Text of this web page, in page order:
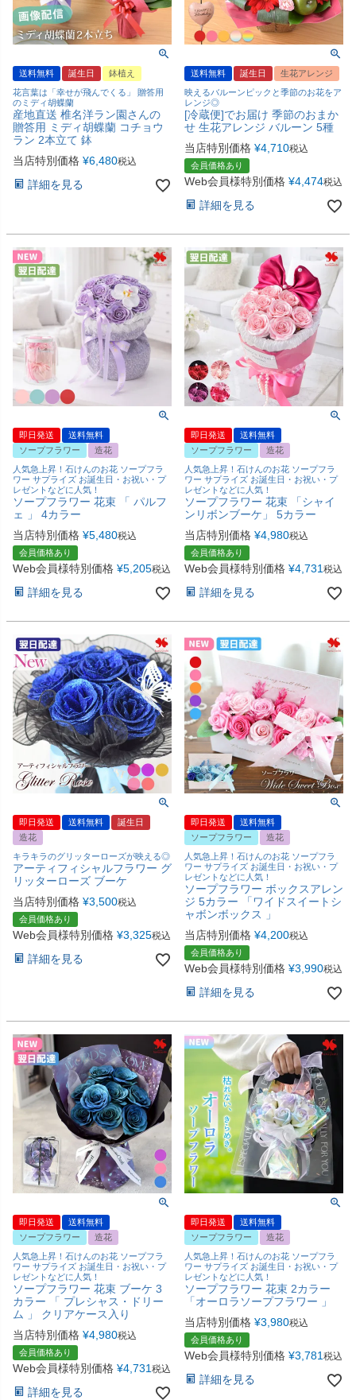
送料無料 誕生日
鉢植え
花言葉は「幸せが飛んでくる」 贈答用
のミディ胡蝶蘭
産地直送 椎名洋ラン園さんの
贈答用 ミディ胡蝶蘭 コチョウ
ラン 2本立て 鉢
当店特別価格 ¥6,480税込
詳細を見る
送料無料 誕生日
生花アレンジ
映えるバルーンピックと季節のお花をア
レンジ◎
[冷蔵便]でお届け 季節のおまか
せ 生花アレンジ バルーン 5種
当店特別価格 ¥4,710税込
会員価格あり
Web会員様特別価格 ¥4,474税込
詳細を見る
即日発送
送料無料
ソープフラワー
造花
人気急上昇！石けんのお花 ソープフラ
ワー サプライズ お誕生日・お祝い・プ
レゼントなどに人気！
ソープフラワー 花束 「 パルフ
ェ 」 4カラー
当店特別価格 ¥5,480税込
会員価格あり
Web会員様特別価格 ¥5,205税込
詳細を見る
即日発送
送料無料
ソープフラワー
造花
人気急上昇！石けんのお花 ソープフラ
ワー サプライズ お誕生日・お祝い・プ
レゼントなどに人気！
ソープフラワー 花束 「シャイ
ンリボンブーケ」 5カラー
当店特別価格 ¥4,980税込
会員価格あり
Web会員様特別価格 ¥4,731 税込
詳細を見る
即日発送 送料無料
誕生日
造花
キラキラのグリッターローズが映える◎
アーティフィシャルフラワー グ
リッターローズ ブーケ
当店特別価格 ¥3,500税込
会員価格あり
Web会員様特別価格 ¥3,325税込
詳細を見る
即日発送
送料無料
ソープフラワー
造花
人気急上昇！石けんのお花 ソープフラ
ワー サプライズ お誕生日・お祝い・プ
レゼントなどに人気！
ソープフラワー ボックスアレン
ジ 5カラー 「ワイドスイートシ
ャボンボックス 」
当店特別価格 ¥4,200税込
会員価格あり
Web会員様特別価格 ¥3,990税込
詳細を見る
即日発送
送料無料
ソープフラワー
造花
人気急上昇！石けんのお花 ソープフラ
ワー サプライズ お誕生日・お祝い・プ
レゼントなどに人気！
ソープフラワー 花束 ブーケ 3
カラー 「 プレシャス・ドリー
ム 」 クリアケース入り
当店特別価格 ¥4,980税込
会員価格あり
Web会員様特別価格 ¥4,731 税込
詳細を見る
即日発送
送料無料
ソープフラワー
造花
人気急上昇！石けんのお花 ソープフラ
ワー サプライズ お誕生日・お祝い・プ
レゼントなどに人気！
ソープフラワー 花束 2カラー
「オーロラソープフラワー 」
当店特別価格 ¥3,980税込
会員価格あり
Web会員様特別価格 ¥3,781 税込
詳細を見る